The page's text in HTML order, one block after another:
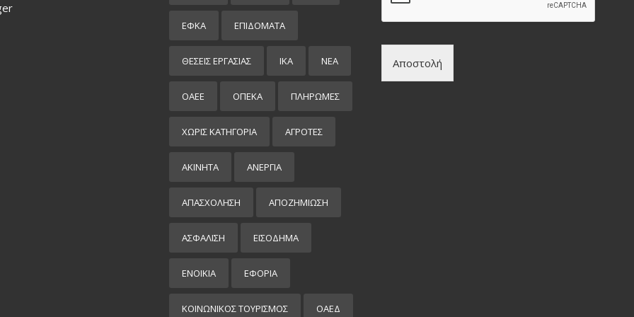
ΕΦΚΑ ΕΠΙΔΌΜΑΤΑ
ΘΕΣΕΙΣ ΕΡΓΑΣΙΑΣ ΙΚΑ ΝΕΑ
ΟΑΕΕ ΟΠΕΚΑ ΠΛΗΡΩΜΕΣ
ΧΩΡΊΣ ΚΑΤΗΓΟΡΊΑ ΑΓΡΟΤΕΣ
ΑΚΙΝΗΤΑ ΑΝΕΡΓΙΑ
ΑΠΑΣΧΟΛΗΣΗ ΑΠΟΖΗΜΙΩΣΗ
ΑΣΦΑΛΙΣΗ ΕΙΣΌΔΗΜΑ
ΕΝΟΙΚΙΑ ΕΦΟΡΙΑ
ΚΟΙΝΩΝΙΚΟΣ ΤΟΥΡΙΣΜΟΣ ΟΑΕΔ
Αποστολή